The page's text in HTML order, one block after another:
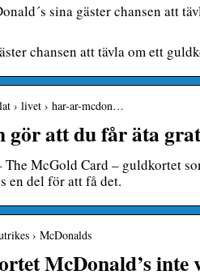
sina gäster chansen att
chansen att tävla om ett
› livet › har-ar-mcdon…
att du får äta
McGold Card – guldkortet
en del för att få det.
› McDonalds
McDonald’s